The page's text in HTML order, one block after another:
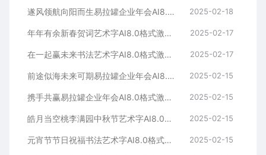
遂风领航向阳而生易拉罐企业年会AI8.0格式激光打标文件通用矢量图 2025-02-18
年年有余新春贺词艺术字AI8.0格式激光打标文件通用矢量图 2025-02-17
在一起赢未来书法艺术字AI8.0格式激光打标文件通用矢量图 2025-02-17
前途似海未来可期易拉罐企业年会AI8.0格式激光打标文件通用矢量图 2025-02-15
携手共赢易拉罐企业年会AI8.0格式激光打标文件通用矢量图 2025-02-15
皓月当空桃李满园中秋节艺术字AI8.0格式激光打标文件通用矢量图 2025-02-15
元宵节节日祝福书法艺术字AI8.0格式激光打标文件通用矢量图 2025-02-15